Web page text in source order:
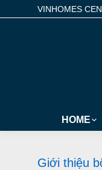
VINHOMES
HOME
Giới thiệu